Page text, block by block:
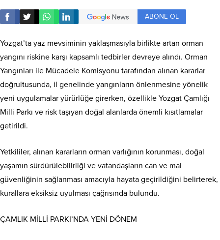
ABONE OL
Yozgat’ta yaz mevsiminin yaklaşmasıyla birlikte artan orman
yangını riskine karşı kapsamlı tedbirler devreye alındı. Orman
Yangınları ile Mücadele Komisyonu tarafından alınan kararlar
doğrultusunda, il genelinde yangınların önlenmesine yönelik
yeni uygulamalar yürürlüğe girerken, özellikle Yozgat Çamlığı
Milli Parkı ve risk taşıyan doğal alanlarda önemli kısıtlamalar
getirildi.
Yetkililer, alınan kararların orman varlığının korunması, doğal
yaşamın sürdürülebilirliği ve vatandaşların can ve mal
güvenliğinin sağlanması amacıyla hayata geçirildiğini belirterek,
kurallara eksiksiz uyulması çağrısında bulundu.
ÇAMLIK MİLLİ PARKI’NDA YENİ DÖNEM